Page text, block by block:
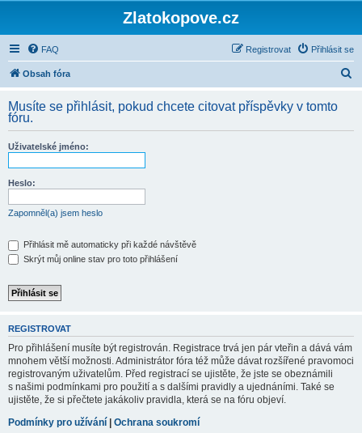
Zlatokopove.cz
FAQ Přihlásit se
Registrovat
Obsah fóra
d
Musíte se přihlásit, pokud chcete citovat příspěvky v tomto
fóru.
Uživatelské jméno:
Heslo:
Zapomněl(a) jsem heslo
Přihlásit mě automaticky při každé návštěvě
Skrýt můj online stav pro toto přihlášení
REGISTROVAT
Pro přihlášení musíte být registrován. Registrace trvá jen pár vteřin a dává vám
mnohem větší možnosti. Administrátor fóra též může dávat rozšířené pravomoci
registrovaným uživatelům. Před registrací se ujistěte, že jste se obeznámili
s našimi podmínkami pro použití a s dalšími pravidly a ujednáními. Také se
ujistěte, že si přečtete jakákoliv pravidla, která se na fóru objeví.
Podmínky pro užívání | Ochrana soukromí